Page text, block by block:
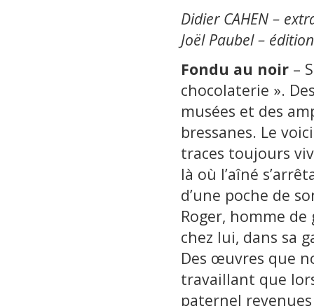
Didier CAHEN –
Joël Paubel –
Fondu au noir –
chocolaterie ».
musées et des
bressanes. Le
traces toujours
là où l’aîné
d’une poche de
Roger, homme de
chez lui, dans sa
Des œuvres que
travaillant que
paternel